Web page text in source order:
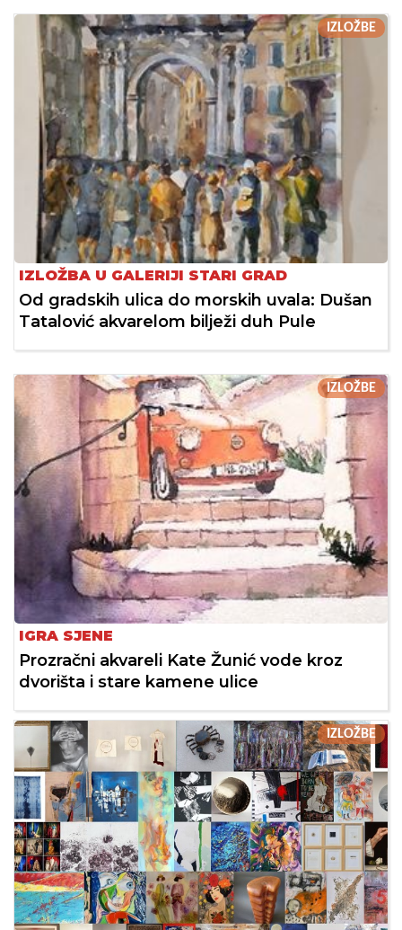
IZLOŽBE
IZLOŽBA U GALERIJI STARI GRAD
Od gradskih ulica do morskih uvala: Dušan
Tatalović akvarelom bilježi duh Pule
IZLOŽBE
IGRA SJENE
Prozračni akvareli Kate Žunić vode kroz
dvorišta i stare kamene ulice
IZLOŽBE